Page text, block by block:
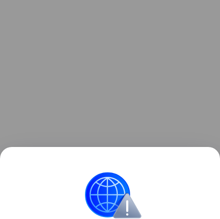
официальный представитель полиции Таиланда
Траиронг Пивпан назвал наиболее вероятной
версию о том, что злоумышленник взял оружие у
кого-то из членов своей семьи.